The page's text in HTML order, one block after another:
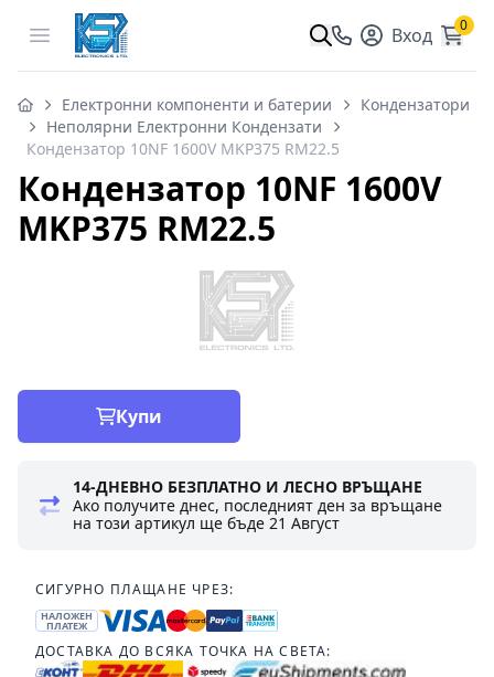
Open menu Вход 0
Електронни компоненти и батерии
Кондензатори
Неполярни Електронни Кондензати
Кондензатор 10NF 1600V MKP375 RM22.5
Кондензатор 10NF 1600V
MKP375 RM22.5
Купи
14-ДНЕВНО БЕЗПЛАТНО И ЛЕСНО ВРЪЩАНЕ
Ако получите днес, последният ден за връщане
на този артикул ще бъде21 Август
СИГУРНО ПЛАЩАНЕ ЧРЕЗ:
НАЛОЖЕН
ПЛАТЕЖ
ДОСТАВКА ДО ВСЯКА ТОЧКА НА СВЕТА: